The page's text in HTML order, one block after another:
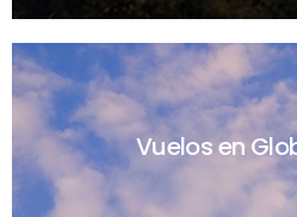
Vuelos en